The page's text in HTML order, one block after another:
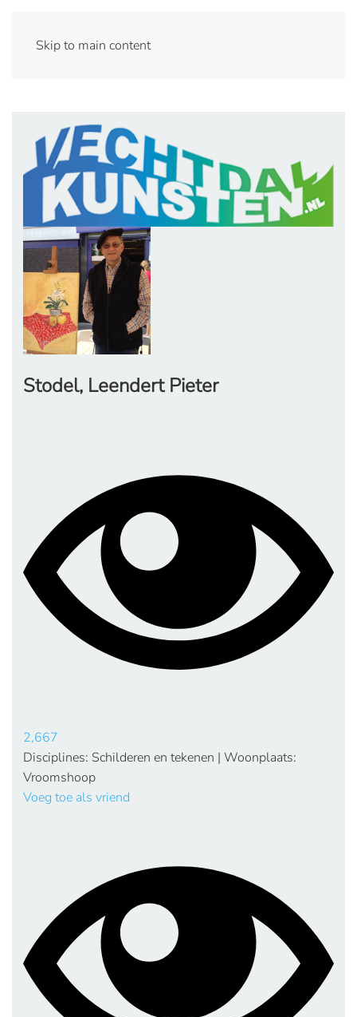
Skip to main content
Stodel, Leendert Pieter
2,667
Disciplines: Schilderen en tekenen | Woonplaats:
Vroomshoop
Voeg toe als vriend